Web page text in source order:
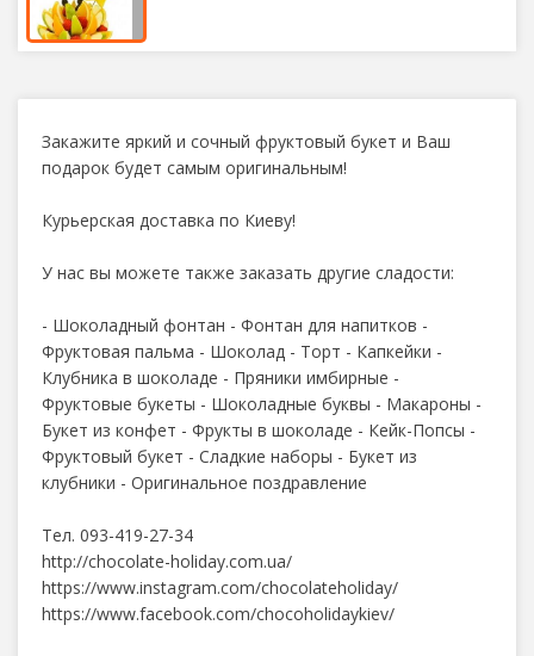
Закажите яркий и сочный фруктовый букет и Ваш
подарок будет самым оригинальным!
Курьерская доставка по Киеву!
У нас вы можете также заказать другие сладости:
- Шоколадный фонтан - Фонтан для напитков -
Фруктовая пальма - Шоколад - Торт - Капкейки -
Клубника в шоколаде - Пряники имбирные -
Фруктовые букеты - Шоколадные буквы - Макароны -
Букет из конфет - Фрукты в шоколаде - Кейк-Попсы -
Фруктовый букет - Сладкие наборы - Букет из
клубники - Оригинальное поздравление
Тел. 093-419-27-34
http://chocolate-holiday.com.ua/
https://www.instagram.com/chocolateholiday/
https://www.facebook.com/chocoholidaykiev/